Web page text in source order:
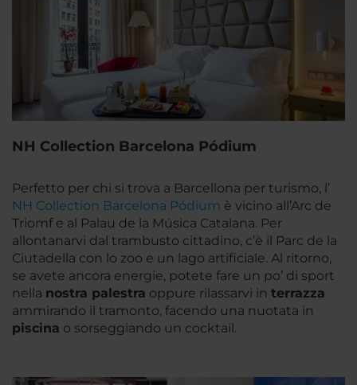
NH Collection Barcelona Pódium
Perfetto per chi si trova a Barcellona per turismo, l’
NH Collection Barcelona Pódium è vicino all’Arc de
Triomf e al Palau de la Música Catalana. Per
allontanarvi dal trambusto cittadino, c’è il Parc de la
Ciutadella con lo zoo e un lago artificiale. Al ritorno,
se avete ancora energie, potete fare un po’ di sport
nella nostra palestra oppure rilassarvi in terrazza
ammirando il tramonto, facendo una nuotata in
piscina o sorseggiando un cocktail.